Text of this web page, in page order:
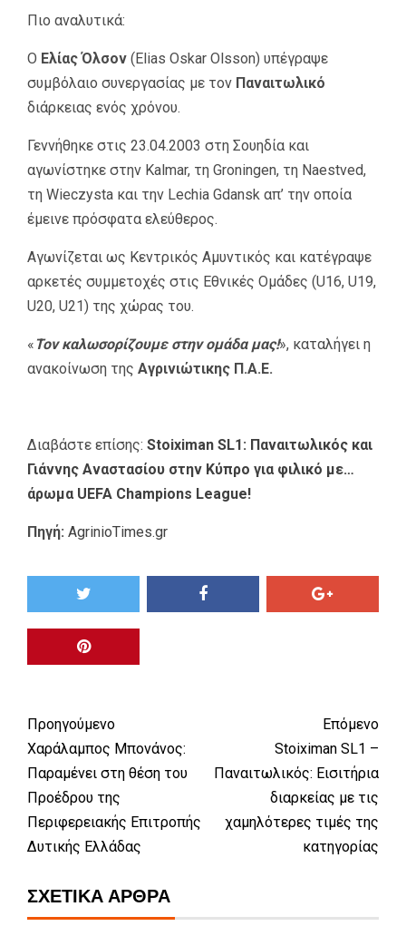
Πιο αναλυτικά:
Ο Ελίας Όλσον (Elias Oskar Olsson) υπέγραψε
συμβόλαιο συνεργασίας με τον Παναιτωλικό
διάρκειας ενός χρόνου.
Γεννήθηκε στις 23.04.2003 στη Σουηδία και
αγωνίστηκε στην Kalmar, τη Groningen, τη Naestved,
τη Wieczysta και την Lechia Gdansk απ’ την οποία
έμεινε πρόσφατα ελεύθερος.
Αγωνίζεται ως Κεντρικός Αμυντικός και κατέγραψε
αρκετές συμμετοχές στις Εθνικές Ομάδες (U16, U19,
U20, U21) της χώρας του.
« Τον καλωσορίζουμε στην ομάδα μας!», καταλήγει η
ανακοίνωση της Αγρινιώτικης Π.Α.Ε.
Διαβάστε επίσης: Stoiximan SL1: Παναιτωλικός και
Γιάννης Αναστασίου στην Κύπρο για φιλικό με…
άρωμα UEFA Champions League!
Πηγή: AgrinioTimes.gr
Προηγούμενο
Χαράλαμπος Μπονάνος:
Παραμένει στη θέση του
Προέδρου της
Περιφερειακής Επιτροπής
Δυτικής Ελλάδας
Επόμενο
Stoiximan SL1 –
Παναιτωλικός: Εισιτήρια
διαρκείας με τις
χαμηλότερες τιμές της
κατηγορίας
ΣΧΕΤΙΚΆ ΆΡΘΡΑ